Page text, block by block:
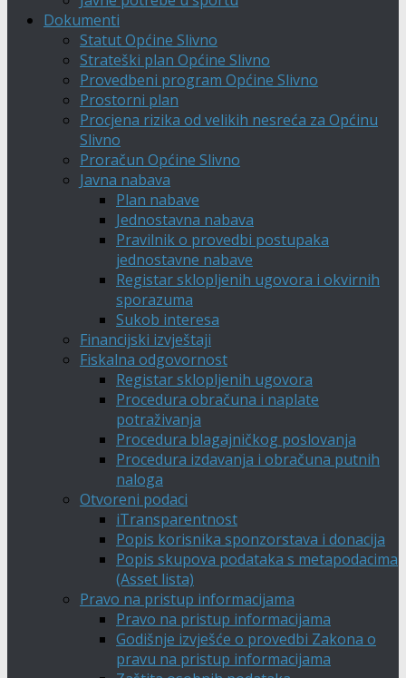
Dokumenti
Statut Općine Slivno
Strateški plan Općine Slivno
Provedbeni program Općine Slivno
Prostorni plan
Procjena rizika od velikih nesreća za Općinu
Slivno
Proračun Općine Slivno
Javna nabava
Plan nabave
Jednostavna nabava
Pravilnik o provedbi postupaka
jednostavne nabave
Registar sklopljenih ugovora i okvirnih
sporazuma
Sukob interesa
Financijski izvještaji
Fiskalna odgovornost
Registar sklopljenih ugovora
Procedura obračuna i naplate
potraživanja
Procedura blagajničkog poslovanja
Procedura izdavanja i obračuna putnih
naloga
Otvoreni podaci
iTransparentnost
Popis korisnika sponzorstava i donacija
Popis skupova podataka s metapodacima
(Asset lista)
Pravo na pristup informacijama
Pravo na pristup informacijama
Godišnje izvješće o provedbi Zakona o
pravu na pristup informacijama